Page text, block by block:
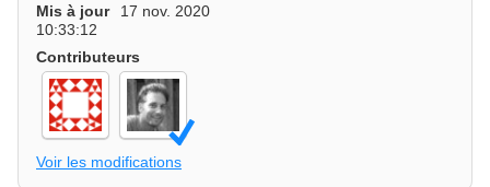
Mis à jour
17 nov. 2020
10:33:12
Contributeurs
Voir les modifications